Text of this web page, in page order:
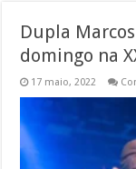
Dupla
domingo na
17 maio, 2022